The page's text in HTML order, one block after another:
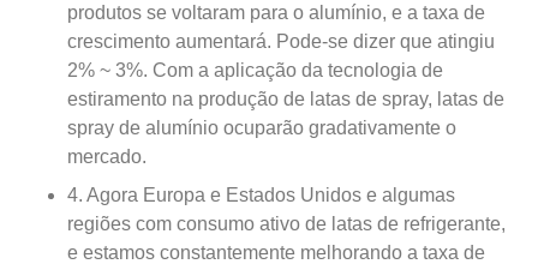
produtos se voltaram para o alumínio, e a taxa de
crescimento aumentará. Pode-se dizer que atingiu
2% ~ 3%. Com a aplicação da tecnologia de
estiramento na produção de latas de spray, latas de
spray de alumínio ocuparão gradativamente o
mercado.
4. Agora Europa e Estados Unidos e algumas
regiões com consumo ativo de latas de refrigerante,
e estamos constantemente melhorando a taxa de